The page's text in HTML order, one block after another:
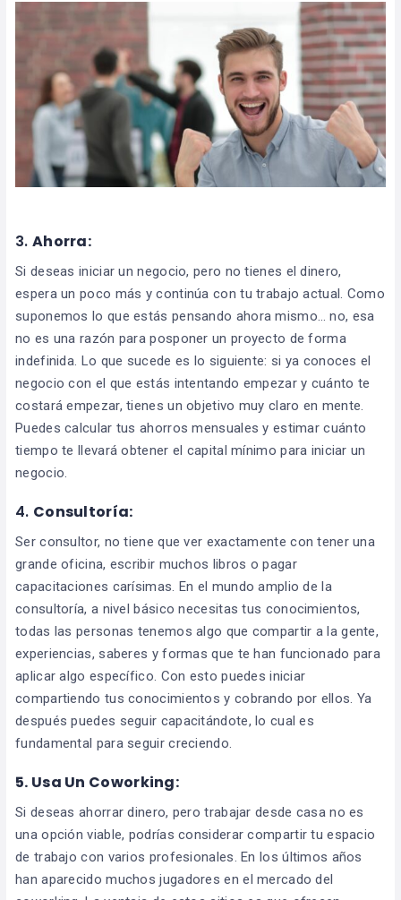
3. Ahorra:
Si deseas iniciar un negocio, pero no tienes el dinero,
espera un poco más y continúa con tu trabajo actual. Como
suponemos lo que estás pensando ahora mismo… no, esa
no es una razón para posponer un proyecto de forma
indefinida. Lo que sucede es lo siguiente: si ya conoces el
negocio con el que estás intentando empezar y cuánto te
costará empezar, tienes un objetivo muy claro en mente.
Puedes calcular tus ahorros mensuales y estimar cuánto
tiempo te llevará obtener el capital mínimo para iniciar un
negocio.
4. Consultoría:
Ser consultor, no tiene que ver exactamente con tener una
grande oficina, escribir muchos libros o pagar
capacitaciones carísimas. En el mundo amplio de la
consultoría, a nivel básico necesitas tus conocimientos,
todas las personas tenemos algo que compartir a la gente,
experiencias, saberes y formas que te han funcionado para
aplicar algo específico. Con esto puedes iniciar
compartiendo tus conocimientos y cobrando por ellos. Ya
después puedes seguir capacitándote, lo cual es
fundamental para seguir creciendo.
5. Usa Un Coworking:
Si deseas ahorrar dinero, pero trabajar desde casa no es
una opción viable, podrías considerar compartir tu espacio
de trabajo con varios profesionales. En los últimos años
han aparecido muchos jugadores en el mercado del